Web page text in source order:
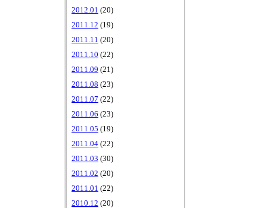
2012.01 (20)
2011.12 (19)
2011.11 (20)
2011.10 (22)
2011.09 (21)
2011.08 (23)
2011.07 (22)
2011.06 (23)
2011.05 (19)
2011.04 (22)
2011.03 (30)
2011.02 (20)
2011.01 (22)
2010.12 (20)